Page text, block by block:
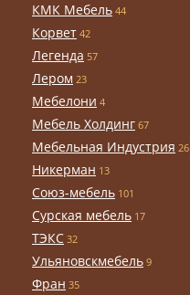
КМК Мебель 44
Корвет 42
Легенда 57
Лером 23
Мебелони 4
Мебель Холдинг 67
Мебельная Индустрия 26
Никерман 13
Союз-мебель 101
Сурская мебель 17
ТЭКС 32
Ульяновскмебель 9
Фран 35